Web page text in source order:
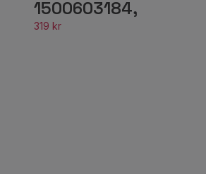
1500603184,
319 kr